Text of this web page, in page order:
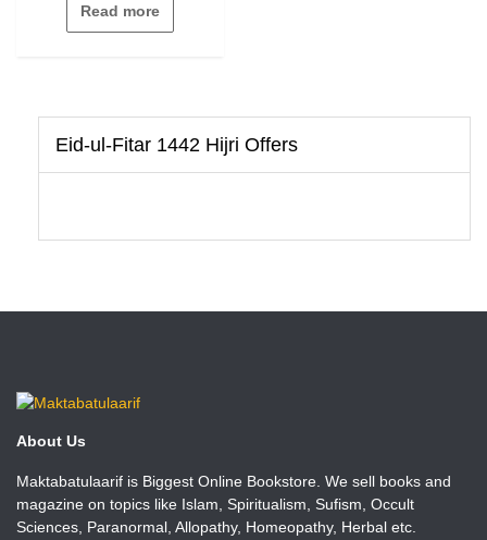
Read more
Eid-ul-Fitar 1442 Hijri Offers
About Us
Maktabatulaarif is Biggest Online Bookstore. We sell books and
magazine on topics like Islam, Spiritualism, Sufism, Occult
Sciences, Paranormal, Allopathy, Homeopathy, Herbal etc.